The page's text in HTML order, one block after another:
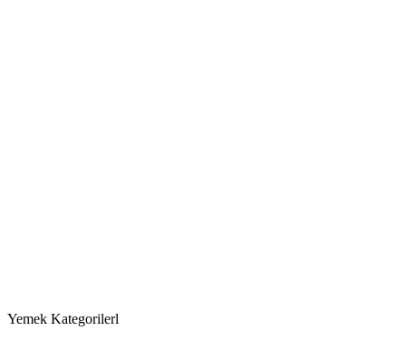
Yemek Kategorilerl